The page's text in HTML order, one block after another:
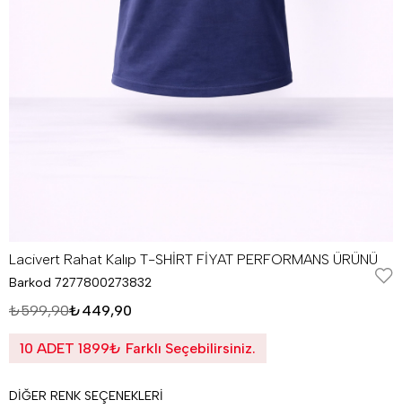
Lacivert Rahat Kalıp T-SHİRT FİYAT PERFORMANS ÜRÜNÜ
Barkod 7277800273832
₺599,90₺449,90
10 ADET 1899₺ Farklı Seçebilirsiniz.
DIĞER RENK SEÇENEKLERI